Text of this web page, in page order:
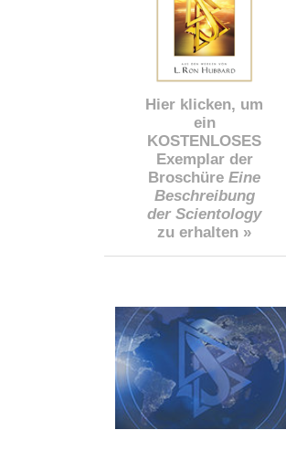
Hier klicken, um
ein
KOSTENLOSES
Exemplar der
Broschüre Eine
Beschreibung
der Scientology
zu erhalten »